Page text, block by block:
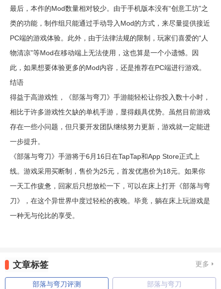
最后，本作的Mod数量相对较少。由于手机版本没有“创意工坊”之
类的功能，制作组只能通过手动导入Mod的方式，来尽量提供接近
PC端的游戏体验。此外，由于法律法规的限制，玩家们喜爱的“人
物清凉”等Mod在移动端上无法使用，这也算是一个小遗憾。因
此，如果想要体验更多的Mod内容，还是推荐在PC端进行游戏。
结语
得益于高游戏性，《部落与弯刀》手游能轻松让你投入数十小时，
相比于许多游戏性欠缺的单机手游，显得颇具优势。虽然目前游戏
存在一些小问题，但只要开发团队继续努力更新，游戏就一定能进
一步提升。
《部落与弯刀》手游将于6月16日在TapTap和App Store正式上
线。游戏采用买断制，售价为25元，首发优惠价为18元。如果你
一天工作疲惫，回家后只想放松一下，可以在床上打开《部落与弯
刀》，在这个异世界中度过轻松的夜晚。毕竟，躺在床上玩游戏是
一种无与伦比的享受。
文章标签 更多
部落与弯刀评测 部落与弯刀